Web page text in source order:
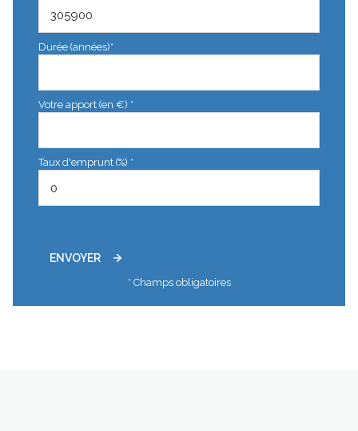
Durée (années)*
Votre apport (en €) *
Taux d'emprunt (%) *
ENVOYER
* Champs obligatoires